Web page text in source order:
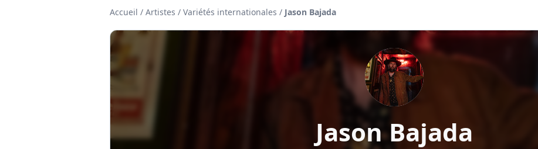
Accueil / Artistes / Variétés internationales / Jason Bajada
Jason Bajada